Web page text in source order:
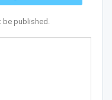
be published.